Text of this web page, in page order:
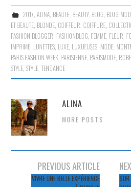
2017, ALINA, BEAUTE, BEAUTY, BLOG, BLOG
ET BEAUTE, BLONDE, COIFFEUR, COIFFURE,
FASHION BLOGGER, FASHIONBLOG, FEMME, FLEUR,
IMPRIME, LUNETTES, LUXE, LUXUEUSES, MODE,
PARIS FASHION WEEK, PARISIENNE, PARISMODE, ROBE
STYLE,STYLE,TENDANCE
ALINA
MORE POSTS
Navigation
PREVIOUS ARTICLE
VIVRE UNE BELLE EXPÉRIENCE
SUR